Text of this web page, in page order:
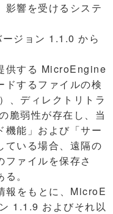
影響を受けるシステ
ジョン 1.1.0 から
供する MicroEngine
ドするファイルの検
、ディレクトリトラ
脆弱性が存在し、当
機能」および「サー
ている場合、遠隔の
ァイルを保存さ
。
報をもとに、MicroE
1.1.9 およびそれ以